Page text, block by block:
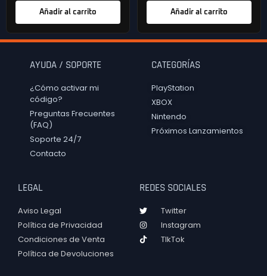
Añadir al carrito Añadir al carrito
AYUDA / SOPORTE
¿Cómo activar mi
código?
Preguntas Frecuentes
(FAQ)
Soporte 24/7
Contacto
CATEGORÍAS
PlayStation
XBOX
Nintendo
Próximos Lanzamientos
LEGAL
Aviso Legal
Política de Privacidad
Condiciones de Venta
Política de Devoluciones
REDES SOCIALES
Twitter
Instagram
TIkTok